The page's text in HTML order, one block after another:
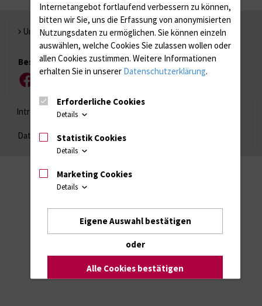
Universität Rostock
Besuchen Sie uns
Facebook
Intranet Login (für Studenten)
Datenschutzhinweise Barrierefreiheit
Internetangebot fortlaufend verbessern zu können,
bitten wir Sie, uns die Erfassung von anonymisierten
Nutzungsdaten zu ermöglichen. Sie können einzeln
auswählen, welche Cookies Sie zulassen wollen oder
allen Cookies zustimmen. Weitere Informationen
erhalten Sie in unserer Datenschutzerklärung.
Erforderliche Cookies
Details
Statistik Cookies
Details
Marketing Cookies
Details
Eigene Auswahl bestätigen
oder
Alle Cookies bestätigen